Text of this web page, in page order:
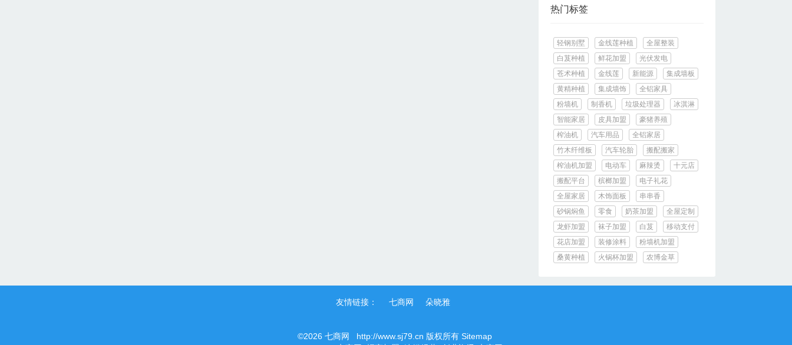
热门标签
轻钢别墅 金线莲种植
全屋整装
白芨种植
鲜花加盟
光伏发电
苍术种植
金线莲 新能源
集成墙板
黄精种植
集成墙饰
全铝家具
粉墙机
制香机 垃圾处理器
冰淇淋
智能家居
皮具加盟
豪猪养殖
榨油机
汽车用品
全铝家居
竹木纤维板
汽车轮胎
搬配搬家
榨油机加盟
电动车 麻辣烫
十元店
搬配平台
槟榔加盟
电子礼花
全屋家居
木饰面板
串串香
砂锅焖鱼
零食 奶茶加盟
全屋定制
龙虾加盟
袜子加盟 白芨
移动支付
花店加盟
装修涂料
粉墙机加盟
桑黄种植
火锅杯加盟 农博金草
友情链接： 七商网 朵晓雅
©2026 七商网 http://www.sj79.cn 版权所有 Sitemap